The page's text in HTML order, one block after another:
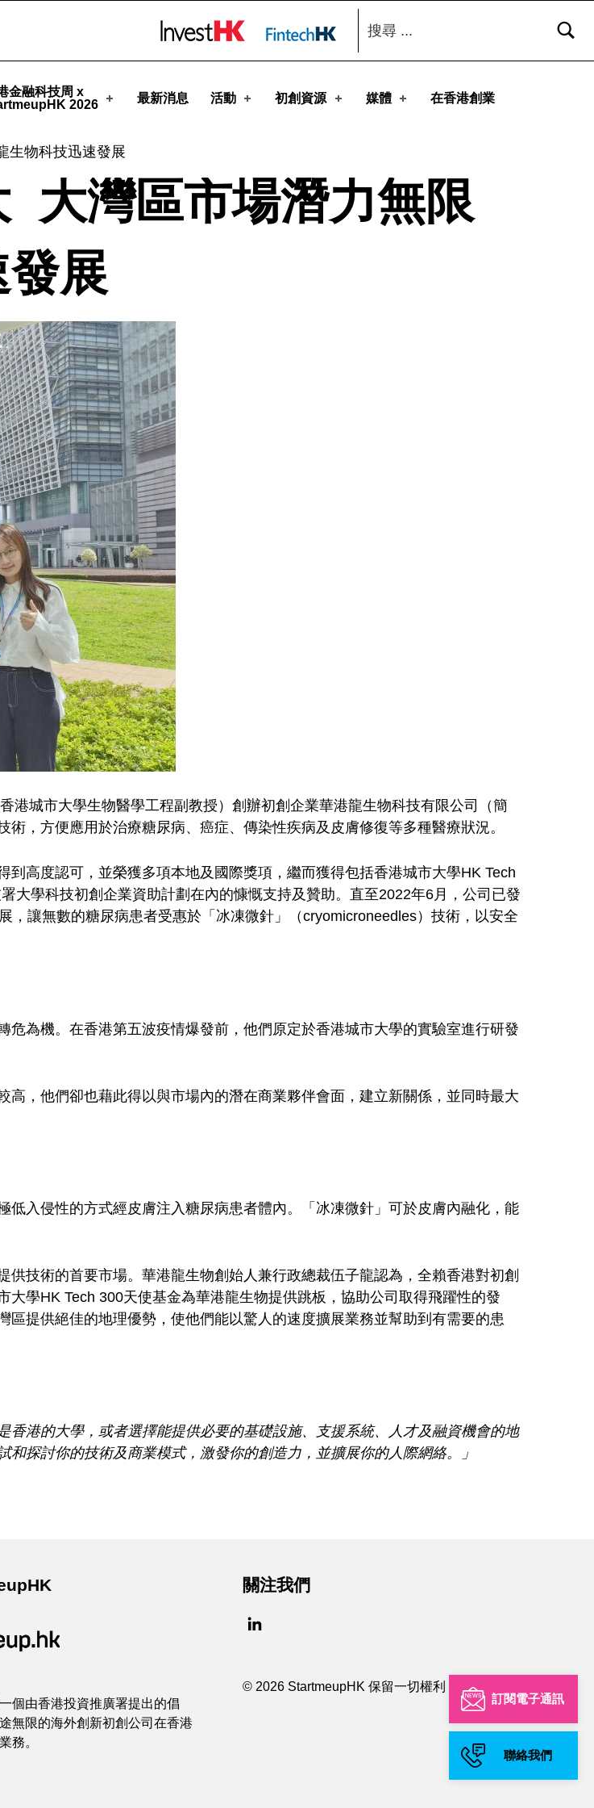
訂閱電子通訊
聯絡我們
金融科技周 x
2026
最新消息 活動 初創資源 媒體 在香港創業
搜尋：
生物科技迅速發展
大灣區市場潛力無限
展
港城市大學生物醫學工程副教授）創辦初創企業華港龍生物科技有限公司（簡
，方便應用於治療糖尿病、癌症、傳染性疾病及皮膚修復等多種醫療狀況。
高度認可，並榮獲多項本地及國際獎項，繼而獲得包括香港城市大學HK Tech
大學科技初創企業資助計劃在內的慷慨支持及贊助。直至2022年6月，公司已發
，讓無數的糖尿病患者受惠於「冰凍微針」（cryomicroneedles）技術，以安全
為機。在香港第五波疫情爆發前，他們原定於香港城市大學的實驗室進行研發
，他們卻也藉此得以與市場內的潛在商業夥伴會面，建立新關係，並同時最大
入侵性的方式經皮膚注入糖尿病患者體內。「冰凍微針」可於皮膚內融化，能
技術的首要市場。華港龍生物創始人兼行政總裁伍子龍認為，全賴香港對初創
學HK Tech 300天使基金為華港龍生物提供跳板，協助公司取得飛躍性的發
提供絕佳的地理優勢，使他們能以驚人的速度擴展業務並幫助到有需要的患
香港的大學，或者選擇能提供必要的基礎設施、支援系統、人才及融資機會的地
探討你的技術及商業模式，激發你的創造力，並擴展你的人際網絡。」
個由香港投資推廣署提出的倡
無限的海外創新初創公司在香港
務。
關注我們
© 2026 StartmeupHK 保留一切權利